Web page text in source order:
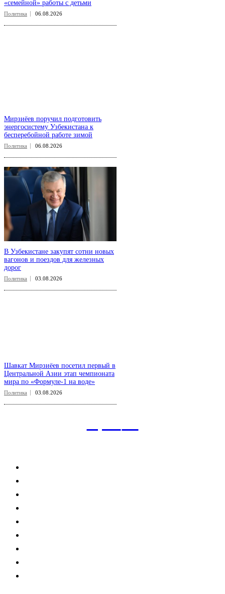
«семейной» работы с детьми
Политика 06.08.2026
Мирзиёев поручил подготовить
энергосистему Узбекистана к
бесперебойной работе зимой
Политика 06.08.2026
В Узбекистане закупят сотни новых
вагонов и поездов для железных
дорог
Политика 03.08.2026
Шавкат Мирзиёев посетил первый в
Центральной Азии этап чемпионата
мира по «Формуле-1 на воде»
Политика 03.08.2026